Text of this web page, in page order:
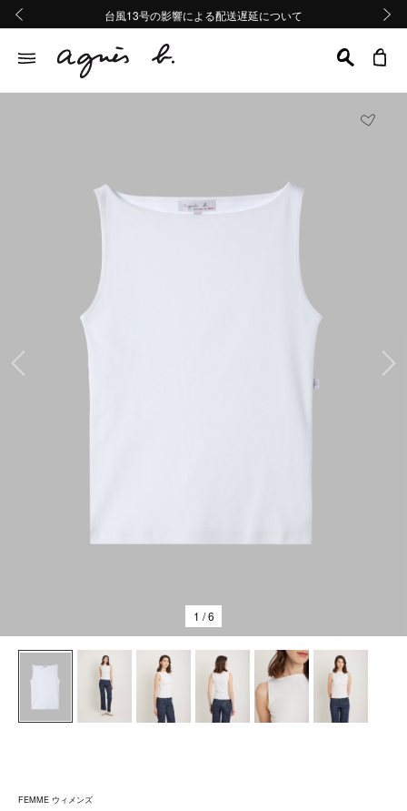
熊本地域地震の影響による配送遅延について
Summer Sale 2buy10%OFF!!
台風13号の影響による配送遅延について
熊本地域地震の影響による配送遅延について
Summer Sale 2buy10%OFF!!
前の画像
1 / 6
FEMME ウィメンズ